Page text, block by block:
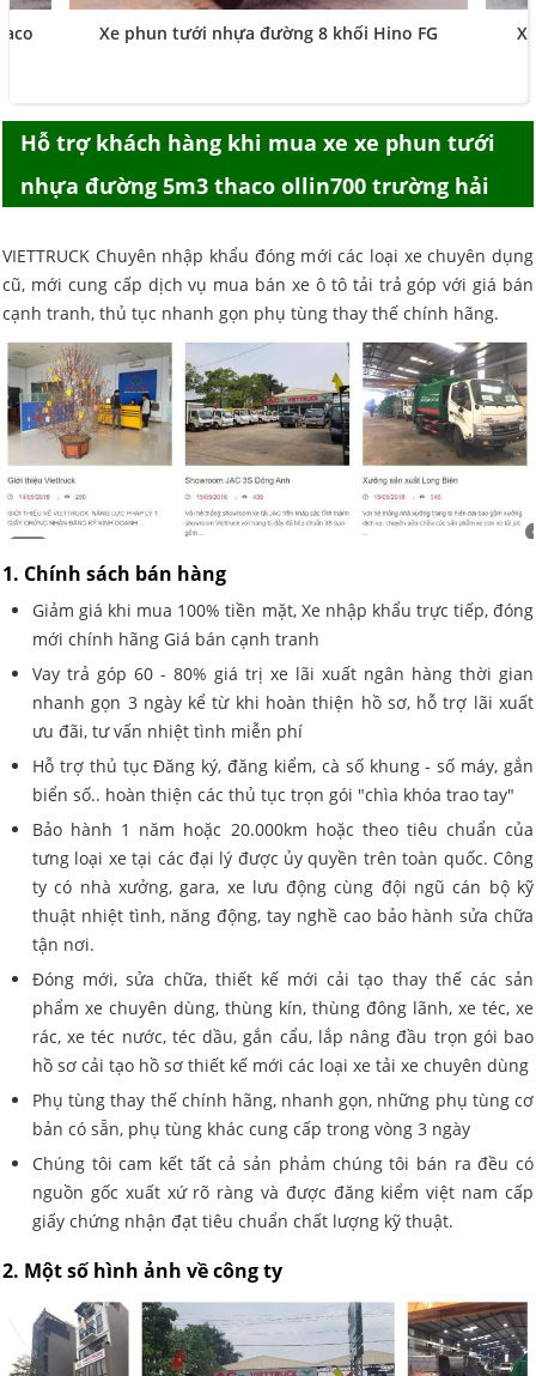
Xe phun tưới nhựa đường 8 khối Hino FG
Hỗ trợ khách hàng khi mua xe xe phun tưới
nhựa đường 5m3 thaco ollin700 trường hải
VIETTRUCK Chuyên nhập khẩu đóng mới các loại xe chuyên dụng
cũ, mới cung cấp dịch vụ mua bán xe ô tô tải trả góp với giá bán
cạnh tranh, thủ tục nhanh gọn phụ tùng thay thế chính hãng.
1. Chính sách bán hàng
Giảm giá khi mua 100% tiền mặt, Xe nhập khẩu trực tiếp, đóng
mới chính hãng Giá bán cạnh tranh
Vay trả góp 60 - 80% giá trị xe lãi xuất ngân hàng thời gian
nhanh gọn 3 ngày kể từ khi hoàn thiện hồ sơ, hỗ trợ lãi xuất
ưu đãi, tư vấn nhiệt tình miễn phí
Hỗ trợ thủ tục Đăng ký, đăng kiểm, cà số khung - số máy, gắn
biển số.. hoàn thiện các thủ tục trọn gói "chìa khóa trao tay"
Bảo hành 1 năm hoặc 20.000km hoặc theo tiêu chuẩn của
tưng loại xe tại các đại lý được ủy quyền trên toàn quốc. Công
ty có nhà xưởng, gara, xe lưu động cùng đội ngũ cán bộ kỹ
thuật nhiệt tình, năng động, tay nghề cao bảo hành sửa chữa
tận nơi.
Đóng mới, sửa chữa, thiết kế mới cải tạo thay thế các sản
phẩm xe chuyên dùng, thùng kín, thùng đông lãnh, xe téc, xe
rác, xe téc nước, téc dầu, gắn cẩu, lắp nâng đầu trọn gói bao
hồ sơ cải tạo hồ sơ thiết kế mới các loại xe tải xe chuyên dùng
Phụ tùng thay thế chính hãng, nhanh gọn, những phụ tùng cơ
bản có sẵn, phụ tùng khác cung cấp trong vòng 3 ngày
Chúng tôi cam kết tất cả sản phảm chúng tôi bán ra đều có
nguồn gốc xuất xứ rõ ràng và được đăng kiểm việt nam cấp
giấy chứng nhận đạt tiêu chuẩn chất lượng kỹ thuật.
2. Một số hình ảnh về công ty